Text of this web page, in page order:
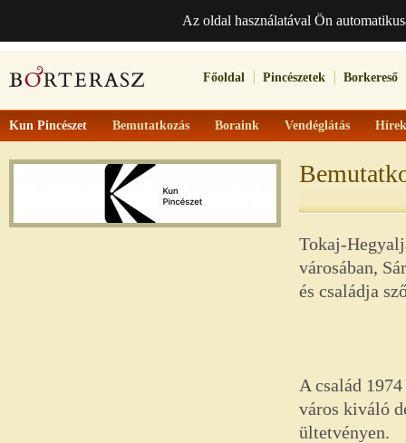
Az oldal használatával Ön
Főoldal Pincészetek Borkereső
Kun Pincészet Bemutatkozás Boraink Vendéglátás Hírek
Tokaj-
városában,
és családja
A család
város kiváló
ültetvényen.